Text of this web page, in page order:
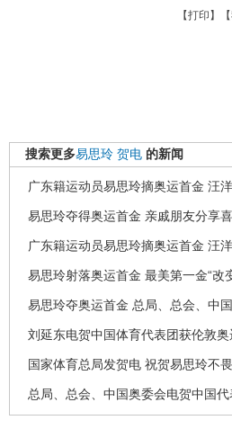
【打印 】【
搜索更多易思玲 贺电 的新闻
广东籍运动员易思玲摘奥运首金 汪
易思玲夺得奥运首金 亲戚朋友分享
广东籍运动员易思玲摘奥运首金 汪
易思玲射落奥运首金 最美第一金“改
易思玲夺奥运首金 总局、总会、中
刘延东电贺中国体育代表团获伦敦奥
国家体育总局发贺电 祝贺易思玲不
总局、总会、中国奥委会电贺中国